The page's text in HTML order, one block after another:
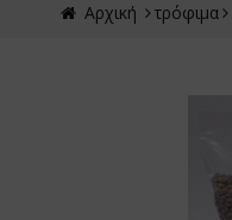
Αρχική τρόφιμα